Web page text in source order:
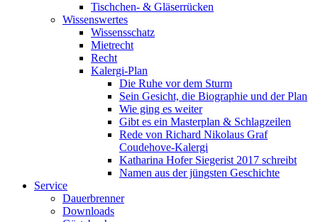
Tischchen- & Gläserrücken
Wissenswertes
Wissensschatz
Mietrecht
Recht
Kalergi-Plan
Die Ruhe vor dem Sturm
Sein Gesicht, die Biographie und der Plan
Wie ging es weiter
Gibt es ein Masterplan & Schlagzeilen
Rede von Richard Nikolaus Graf
Coudehove-Kalergi
Katharina Hofer Siegerist 2017 schreibt
Namen aus der jüngsten Geschichte
Service
Dauerbrenner
Downloads